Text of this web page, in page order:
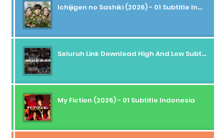
Ichijigen no Sashiki (2026) - 01 Subtitle Indonesia
Seluruh Link Download High And Low Subtitle Indonesia
My Fiction (2026) - 01 Subtitle Indonesia